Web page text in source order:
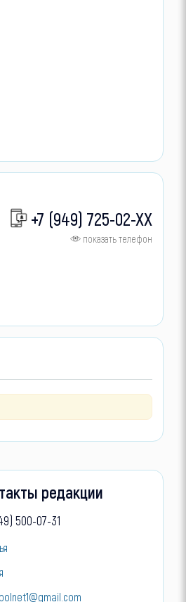
+7 (949) 725-02-XX
показать телефон
редакции
500-07-31